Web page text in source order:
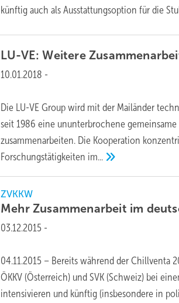
künftig auch als Ausstattungsoption für die
LU-VE: Weitere
10.01.2018 -
Die LU-VE Group wird mit der Mailänder
seit 1986 eine ununterbrochene
zusammenarbeiten. Die Kooperation
Forschungstätigkeiten im...
ZVKKW
Mehr Zusammenarbeit im
03.12.2015 -
04.11.2015 – Bereits während der Chillventa
ÖKKV (Österreich) und SVK (Schweiz) bei
intensivieren und künftig (insbesondere in